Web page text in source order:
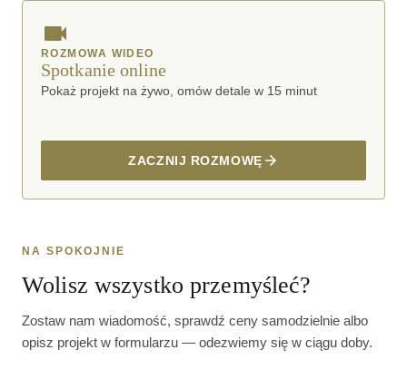
ROZMOWA WIDEO
Spotkanie online
Pokaż projekt na żywo, omów detale w 15 minut
ZACZNIJ ROZMOWĘ
NA SPOKOJNIE
Wolisz wszystko przemyśleć?
Zostaw nam wiadomość, sprawdź ceny samodzielnie albo
opisz projekt w formularzu — odezwiemy się w ciągu doby.